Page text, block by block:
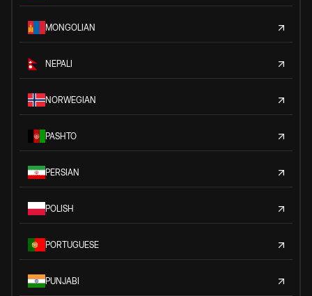
MONGOLIAN
NEPALI
NORWEGIAN
PASHTO
PERSIAN
POLISH
PORTUGUESE
PUNJABI